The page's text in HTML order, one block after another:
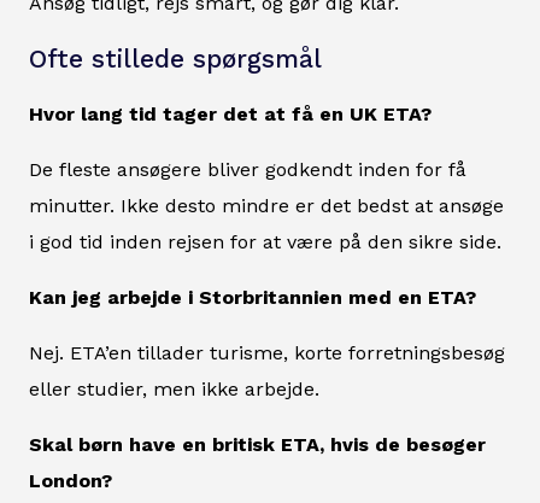
Ofte stillede spørgsmål
Hvor lang tid tager det at få en UK ETA?
De fleste ansøgere bliver godkendt inden for få
minutter. Ikke desto mindre er det bedst at ansøge
i god tid inden rejsen for at være på den sikre side.
Kan jeg arbejde i Storbritannien med en ETA?
Nej. ETA’en tillader turisme, korte forretningsbesøg
eller studier, men ikke arbejde.
Skal børn have en britisk ETA, hvis de besøger
London?